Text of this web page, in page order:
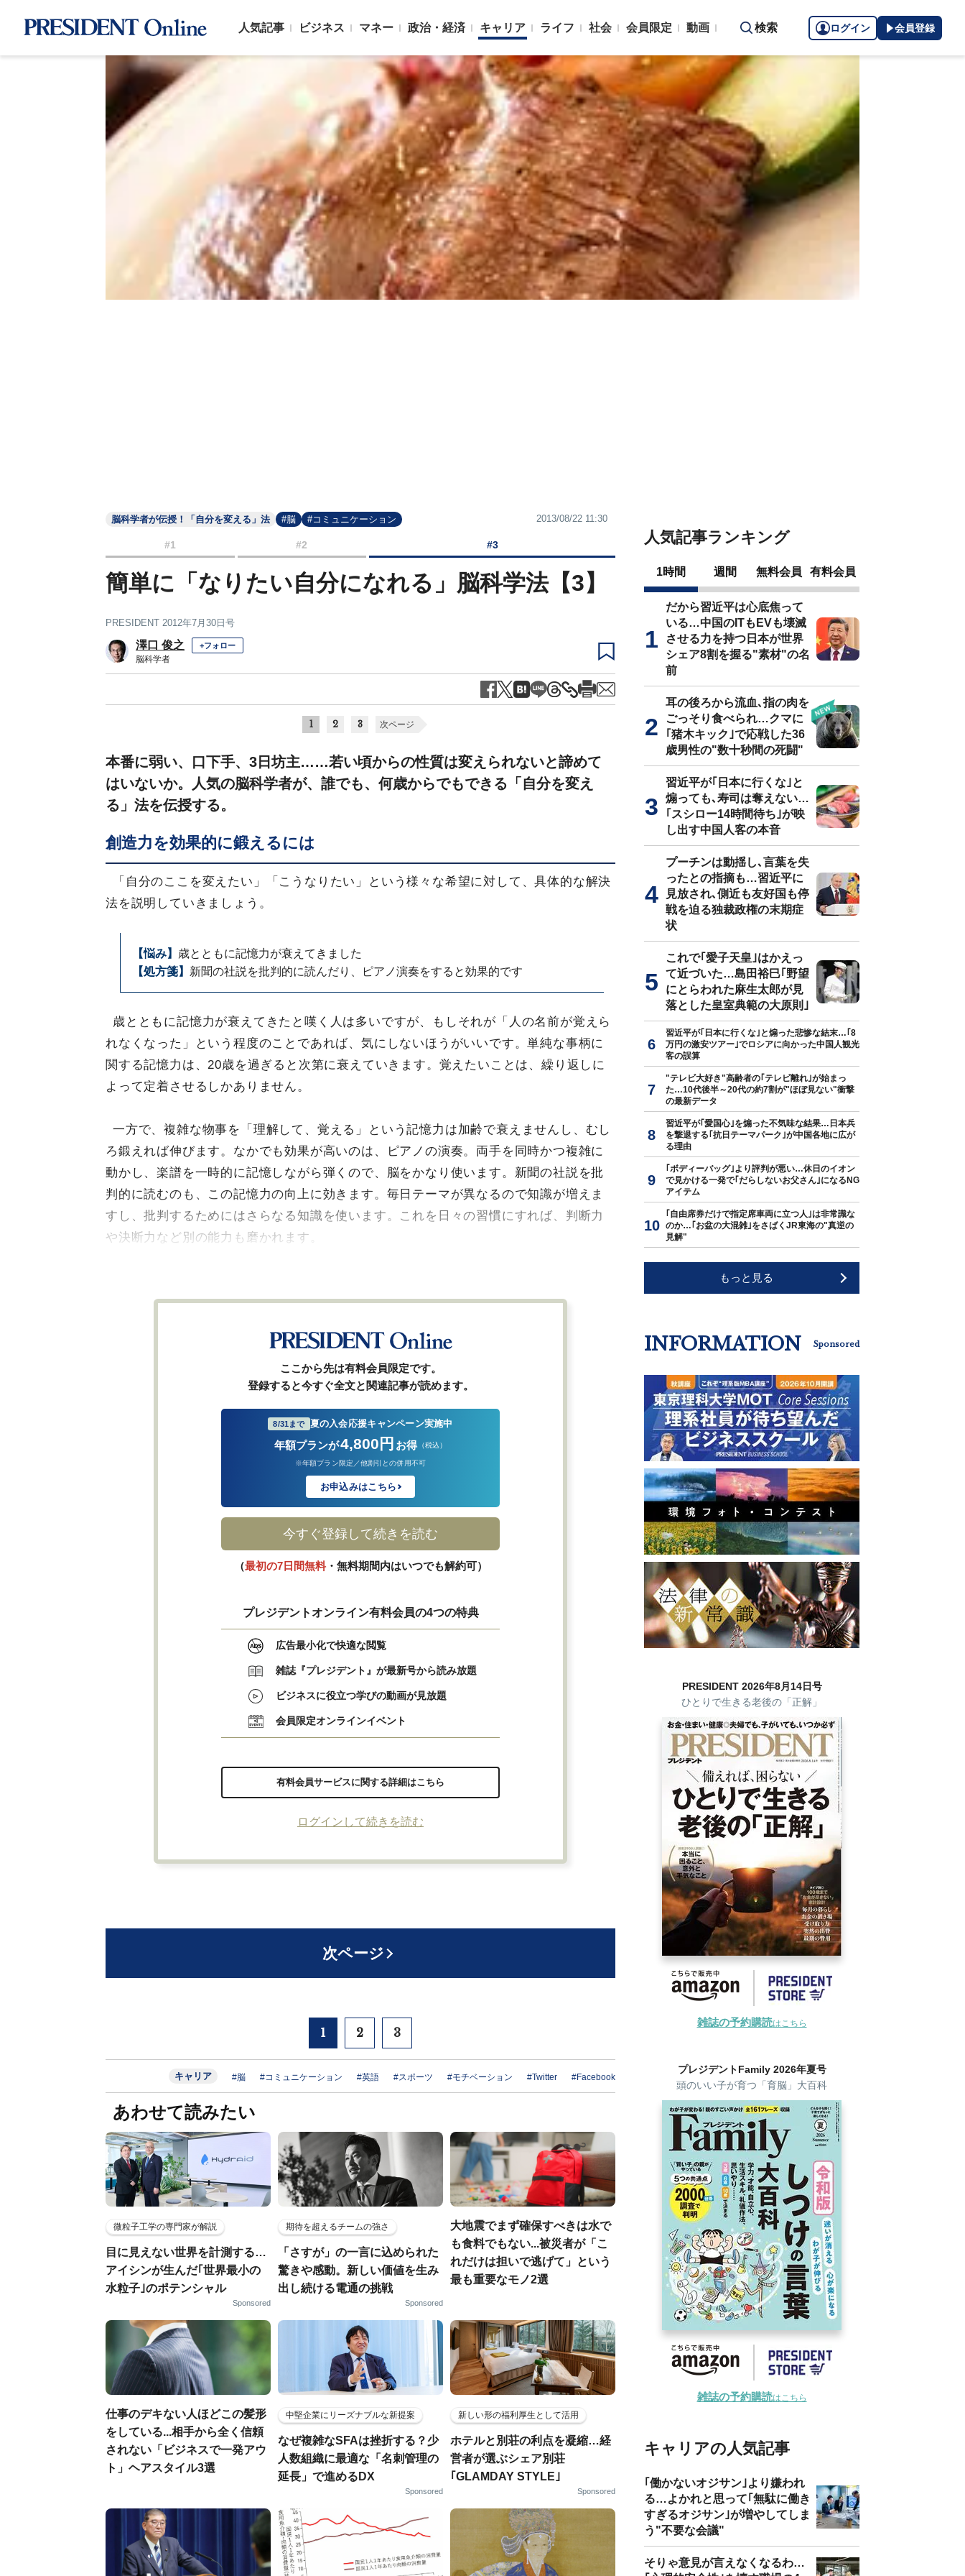
人気記事 ビジネス マネー 政治・経済 キャリア ライフ 社会 会員限定 動画 検索 ログイン 会員登録
脳科学者が伝授！「自分を変える」法 #脳 #コミュニケーション 2013/08/22 11:30
#1 #2 #3
簡単に「なりたい自分になれる」脳科学法【3】
PRESIDENT 2012年7月30日号
澤口 俊之 +フォロー
脳科学者
1 2 3 次ページ
本番に弱い、口下手、3日坊主……若い頃からの性質は変えられないと諦めて
はいないか。人気の脳科学者が、誰でも、何歳からでもできる「自分を変え
る」法を伝授する。
創造力を効果的に鍛えるには
「自分のここを変えたい」「こうなりたい」という様々な希望に対して、具体的な解決
法を説明していきましょう。
【悩み】 歳とともに記憶力が衰えてきました
【処方箋】 新聞の社説を批判的に読んだり、ピアノ演奏をすると効果的です
歳とともに記憶力が衰えてきたと嘆く人は多いですが、もしそれが「人の名前が覚えら
れなくなった」という程度のことであれば、気にしないほうがいいです。単純な事柄に
関する記憶力は、20歳を過ぎると次第に衰えていきます。覚えたいことは、繰り返しに
よって定着させるしかありません。
一方で、複雑な物事を「理解して、覚える」という記憶力は加齢で衰えませんし、むし
ろ鍛えれば伸びます。なかでも効果が高いのは、ピアノの演奏。両手を同時かつ複雑に
動かし、楽譜を一時的に記憶しながら弾くので、脳をかなり使います。新聞の社説を批
判的に読むのも、この記憶力の向上に効きます。毎日テーマが異なるので知識が増えま
すし、批判するためにはさらなる知識を使います。これを日々の習慣にすれば、判断力
や決断力など別の能力も磨かれます。
ここから先は有料会員限定です。
登録すると今すぐ全文と関連記事が読めます。
8/31まで 夏の入会応援キャンペーン実施中
年額プランが4,800円 お得 （税込）
※年額プラン限定／他割引との併用不可
お申込みはこちら
今すぐ登録して続きを読む
（最初の7日間無料・無料期間内はいつでも解約可）
プレジデントオンライン有料会員の4つの特典
広告最小化で快適な閲覧
雑誌『プレジデント』が最新号から読み放題
ビジネスに役立つ学びの動画が見放題
会員限定オンラインイベント
有料会員サービスに関する詳細はこちら
ログインして続きを読む
次ページ
1 2 3
キャリア #脳 #コミュニケーション #英語 #スポーツ #モチベーション #Twitter #Facebook
あわせて読みたい
微粒子工学の専門家が解説
目に見えない世界を計測する…
アイシンが生んだ｢世界最小の
水粒子｣のポテンシャル
Sponsored
期待を超えるチームの強さ
「さすが」の一言に込められた
驚きや感動。新しい価値を生み
出し続ける電通の挑戦
Sponsored
大地震でまず確保すべきは水で
も食料でもない...被災者が「こ
れだけは担いで逃げて」という
最も重要なモノ2選
仕事のデキない人ほどこの髪形
をしている...相手から全く信頼
されない「ビジネスで一発アウ
ト」ヘアスタイル3選
中堅企業にリーズナブルな新提案
なぜ複雑なSFAは挫折する？少
人数組織に最適な「名刺管理の
延長」で進めるDX
Sponsored
新しい形の福利厚生として活用
ホテルと別荘の利点を凝縮…経
営者が選ぶシェア別荘
｢GLAMDAY STYLE｣
Sponsored
人気記事ランキング
1時間 週間 無料会員 有料会員
だから習近平は心底焦って
いる…中国のITもEVも壊滅
させる力を持つ日本が世界
シェア8割を握る"素材"の名
前
耳の後ろから流血､指の肉を
ごっそり食べられ…クマに
｢猪木キック｣で応戦した36
歳男性の"数十秒間の死闘"
習近平が｢日本に行くな｣と
煽っても､寿司は奪えない…
｢スシロー14時間待ち｣が映
し出す中国人客の本音
プーチンは動揺し､言葉を失
ったとの指摘も…習近平に
見放され､側近も友好国も停
戦を迫る独裁政権の末期症
状
これで｢愛子天皇｣はかえっ
て近づいた…島田裕巳｢野望
にとらわれた麻生太郎が見
落とした皇室典範の大原則｣
習近平が｢日本に行くな｣と煽った悲惨な結末…｢8
万円の激安ツアー｣でロシアに向かった中国人観光
客の誤算
"テレビ大好き"高齢者の｢テレビ離れ｣が始まっ
た…10代後半～20代の約7割が"ほぼ見ない"衝撃
の最新データ
習近平が｢愛国心｣を煽った不気味な結果…日本兵
を撃退する｢抗日テーマパーク｣が中国各地に広が
る理由
｢ボディーバッグ｣より評判が悪い…休日のイオン
で見かける一発で｢だらしないお父さん｣になるNG
アイテム
｢自由席券だけで指定席車両に立つ人｣は非常識な
のか…｢お盆の大混雑｣をさばくJR東海の"真逆の
見解"
もっと見る
INFORMATION Sponsored
PRESIDENT 2026年8月14日号
ひとりで生きる老後の「正解」
雑誌の予約購読はこちら
プレジデントFamily 2026年夏号
頭のいい子が育つ「育脳」大百科
雑誌の予約購読はこちら
キャリアの人気記事
｢働かないオジサン｣より嫌われ
る…よかれと思って｢無駄に働き
すぎるオジサン｣が増やしてしま
う"不要な会議"
そりゃ意見が言えなくなるわ…